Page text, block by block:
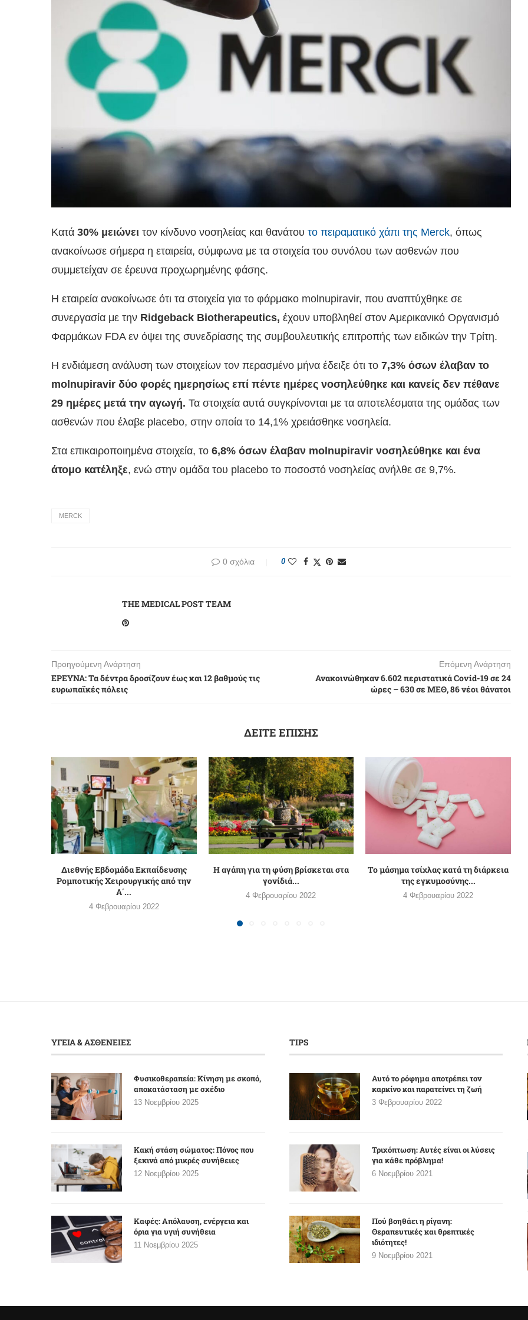
Κατά 30% μειώνει τον κίνδυνο νοσηλείας και θανάτου το πειραματικό χάπι της Merck, όπως
ανακοίνωσε σήμερα η εταιρεία, σύμφωνα με τα στοιχεία του συνόλου των ασθενών που
συμμετείχαν σε έρευνα προχωρημένης φάσης.
Η εταιρεία ανακοίνωσε ότι τα στοιχεία για το φάρμακο molnupiravir, που αναπτύχθηκε σε
συνεργασία με την Ridgeback Biotherapeutics, έχουν υποβληθεί στον Αμερικανικό Οργανισμό
Φαρμάκων FDA εν όψει της συνεδρίασης της συμβουλευτικής επιτροπής των ειδικών την Τρίτη.
Η ενδιάμεση ανάλυση των στοιχείων τον περασμένο μήνα έδειξε ότι το 7,3% όσων έλαβαν το
molnupiravir δύο φορές ημερησίως επί πέντε ημέρες νοσηλεύθηκε και κανείς δεν πέθανε
29 ημέρες μετά την αγωγή. Τα στοιχεία αυτά συγκρίνονται με τα αποτελέσματα της ομάδας των
ασθενών που έλαβε placebo, στην οποία το 14,1% χρειάσθηκε νοσηλεία.
Στα επικαιροποιημένα στοιχεία, το 6,8% όσων έλαβαν molnupiravir νοσηλεύθηκε και ένα
άτομο κατέληξε, ενώ στην ομάδα του placebo το ποσοστό νοσηλείας ανήλθε σε 9,7%.
MERCK
0 σχόλια 0
THE MEDICAL POST TEAM
Προηγούμενη Ανάρτηση
ΕΡΕΥΝΑ: Τα δέντρα δροσίζουν έως και 12 βαθμούς τις
ευρωπαϊκές πόλεις
Επόμενη Ανάρτηση
Ανακοινώθηκαν 6.602 περιστατικά Covid-19 σε 24
ώρες – 630 σε ΜΕΘ, 86 νέοι θάνατοι
ΔΕΙΤΕ ΕΠΙΣΗΣ
Διεθνής Εβδομάδα Εκπαίδευσης
Ρομποτικής Χειρουργικής από την
Α΄...
4 Φεβρουαρίου 2022
Η αγάπη για τη φύση βρίσκεται στα
γονίδιά...
4 Φεβρουαρίου 2022
Το μάσημα τσίχλας κατά τη διάρκεια
της εγκυμοσύνης...
4 Φεβρουαρίου 2022
ΥΓΕΙΑ & ΑΣΘΕΝΕΙΕΣ
Φυσικοθεραπεία: Κίνηση με σκοπό,
αποκατάσταση με σχέδιο
13 Νοεμβρίου 2025
Κακή στάση σώματος: Πόνος που
ξεκινά από μικρές συνήθειες
12 Νοεμβρίου 2025
Καφές: Απόλαυση, ενέργεια και
όρια για υγιή συνήθεια
11 Νοεμβρίου 2025
TIPS
Αυτό το ρόφημα αποτρέπει τον
καρκίνο και παρατείνει τη ζωή
3 Φεβρουαρίου 2022
Τριχόπτωση: Αυτές είναι οι λύσεις
για κάθε πρόβλημα!
6 Νοεμβρίου 2021
Πού βοηθάει η ρίγανη:
Θεραπευτικές και θρεπτικές
ιδιότητες!
9 Νοεμβρίου 2021